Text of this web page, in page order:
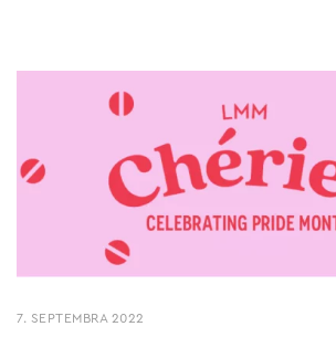
7. SEPTEMBRA 2022